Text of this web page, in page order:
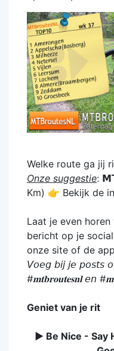
Welke route ga jij
Onze suggestie:
Km) 👉 Bekijk de
Laat je even
bericht op je
onze site of de
𝘝𝘰𝘦𝘨 𝘣𝘪𝘫 𝘫𝘦 𝘱𝘰𝘴𝘵𝘴
#𝐦𝐭𝐛𝐫𝐨𝐮𝐭𝐞𝐬𝐧𝐥 𝘦𝘯
Geniet van je rit
► Be Nice -